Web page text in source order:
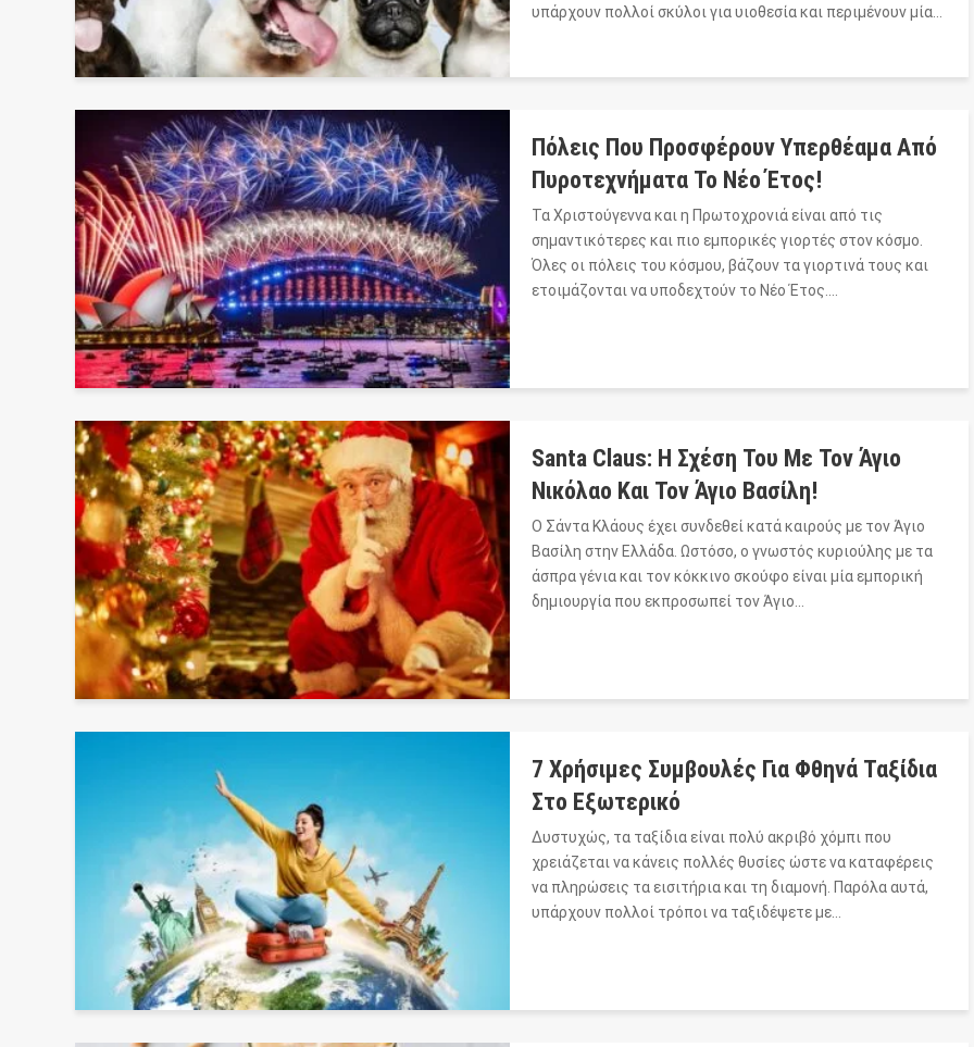
υπάρχουν πολλοί σκύλοι για υιοθεσία και περιμένουν μία…
Πόλεις Που Προσφέρουν Υπερθέαμα Από
Πυροτεχνήματα Το Νέο Έτος!
Τα Χριστούγεννα και η Πρωτοχρονιά είναι από τις
σημαντικότερες και πιο εμπορικές γιορτές στον κόσμο.
Όλες οι πόλεις του κόσμου, βάζουν τα γιορτινά τους και
ετοιμάζονται να υποδεχτούν το Νέο Έτος.…
Santa Claus: Η Σχέση Του Με Τον Άγιο
Νικόλαο Και Τον Άγιο Βασίλη!
Ο Σάντα Κλάους έχει συνδεθεί κατά καιρούς με τον Άγιο
Βασίλη στην Ελλάδα. Ωστόσο, ο γνωστός κυριούλης με τα
άσπρα γένια και τον κόκκινο σκούφο είναι μία εμπορική
δημιουργία που εκπροσωπεί τον Άγιο…
7 Χρήσιμες Συμβουλές Για Φθηνά Ταξίδια
Στο Εξωτερικό
Δυστυχώς, τα ταξίδια είναι πολύ ακριβό χόμπι που
χρειάζεται να κάνεις πολλές θυσίες ώστε να καταφέρεις
να πληρώσεις τα εισιτήρια και τη διαμονή. Παρόλα αυτά,
υπάρχουν πολλοί τρόποι να ταξιδέψετε με…